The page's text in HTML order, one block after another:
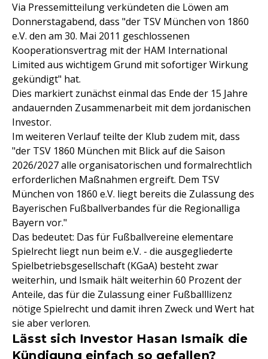
Via Pressemitteilung verkündeten die Löwen am
Donnerstagabend, dass "der TSV München von 1860
e.V. den am 30. Mai 2011 geschlossenen
Kooperationsvertrag mit der HAM International
Limited aus wichtigem Grund mit sofortiger Wirkung
gekündigt" hat.
Dies markiert zunächst einmal das Ende der 15 Jahre
andauernden Zusammenarbeit mit dem jordanischen
Investor.
Im weiteren Verlauf teilte der Klub zudem mit, dass
"der TSV 1860 München mit Blick auf die Saison
2026/2027 alle organisatorischen und formalrechtlich
erforderlichen Maßnahmen ergreift. Dem TSV
München von 1860 e.V. liegt bereits die Zulassung des
Bayerischen Fußballverbandes für die Regionalliga
Bayern vor."
Das bedeutet: Das für Fußballvereine elementare
Spielrecht liegt nun beim e.V. - die ausgegliederte
Spielbetriebsgesellschaft (KGaA) besteht zwar
weiterhin, und Ismaik hält weiterhin 60 Prozent der
Anteile, das für die Zulassung einer Fußballlizenz
nötige Spielrecht und damit ihren Zweck und Wert hat
sie aber verloren.
Lässt sich Investor Hasan Ismaik die
Kündigung einfach so gefallen?